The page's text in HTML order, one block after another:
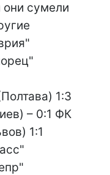
сумели
1:3
– 0:1 ФК
1:1